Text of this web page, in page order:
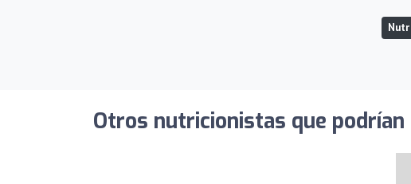
Otros nutricionistas que